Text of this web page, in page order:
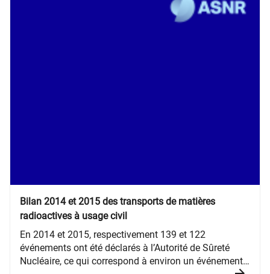
Bilan 2014 et 2015 des transports de matières
radioactives à usage civil
En 2014 et 2015, respectivement 139 et 122
événements ont été déclarés à l’Autorité de Sûreté
Nucléaire, ce qui correspond à environ un événement